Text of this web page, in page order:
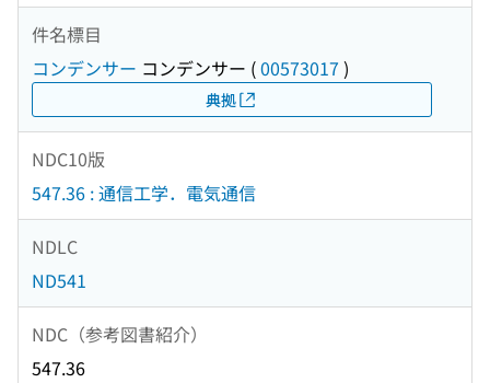
件名標目
コンデンサー コンデンサー (00573017 )
典拠
NDC10版
547.36 : 通信工学．電気通信
NDLC
ND541
NDC（参考図書紹介）
547.36